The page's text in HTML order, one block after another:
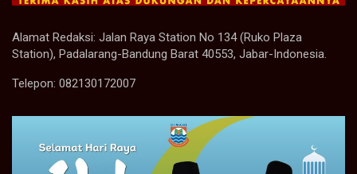
Alamat Redaksi: Jalan Raya Station No 134 (Ruko Plaza
Station), Padalarang-Bandung Barat 40553, Jabar-Indonesia.
Telepon: 082130172007